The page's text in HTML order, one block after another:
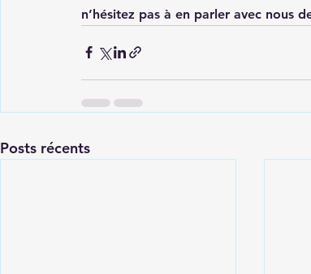
n’hésitez pas à en parler avec nous
Posts récents